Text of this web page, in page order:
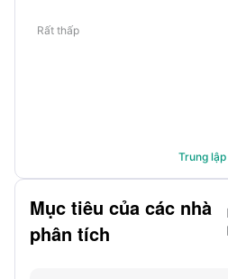
Rất thấp
Trung lập
Mục tiêu của các nhà
phân tích